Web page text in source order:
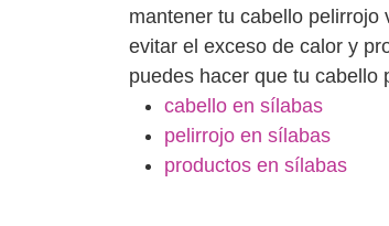
mantener tu cabello
evitar el exceso de calor y
puedes hacer que tu cabello
cabello en sílabas
pelirrojo en sílabas
productos en sílabas